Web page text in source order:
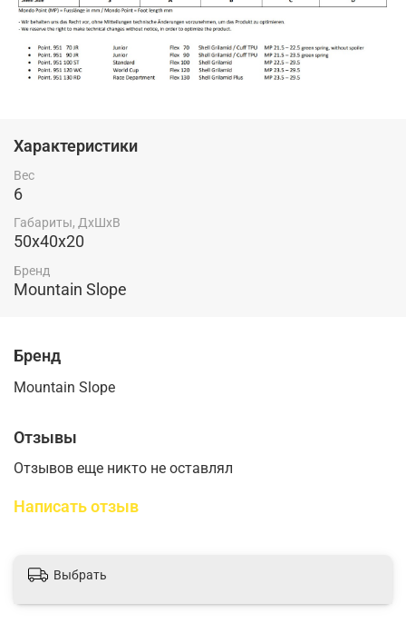
Характеристики
Вес
6
Габариты, ДхШхВ
50х40х20
Бренд
Mountain Slope
Бренд
Mountain Slope
Отзывы
Отзывов еще никто не оставлял
Написать отзыв
Выбрать